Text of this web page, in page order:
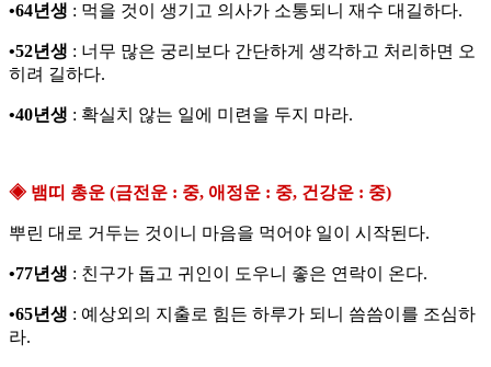
•64년생 : 먹을 것이 생기고 의사가 소통되니 재수 대길하다.
•52년생 : 너무 많은 궁리보다 간단하게 생각하고 처리하면 오
히려 길하다.
•40년생 : 확실치 않는 일에 미련을 두지 마라.
◈ 뱀띠 총운 (금전운 : 중, 애정운 : 중, 건강운 : 중)
뿌린 대로 거두는 것이니 마음을 먹어야 일이 시작된다.
•77년생 : 친구가 돕고 귀인이 도우니 좋은 연락이 온다.
•65년생 : 예상외의 지출로 힘든 하루가 되니 씀씀이를 조심하
라.